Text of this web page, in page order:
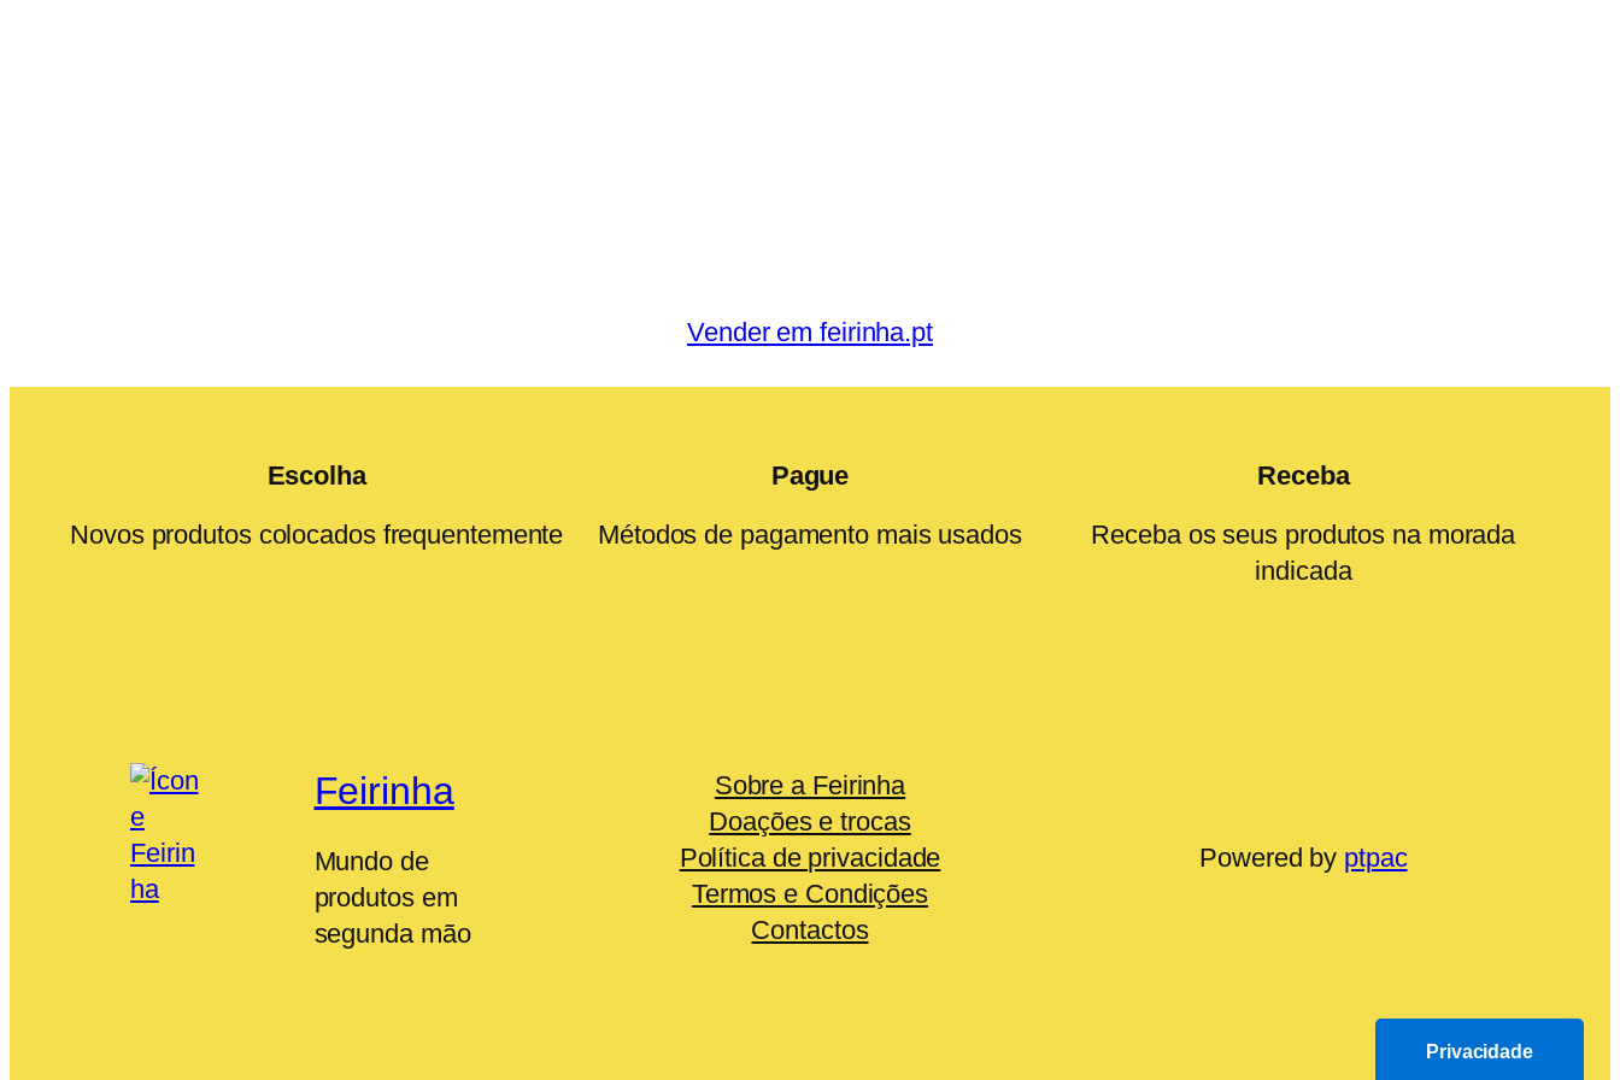
Vender em feirinha.pt
Escolha
Novos produtos colocados frequentemente
Pague
Métodos de pagamento mais usados
Receba
Receba os seus produtos na morada
indicada
Feirinha
Mundo de
produtos em
segunda mão
Sobre a Feirinha
Doações e trocas
Política de privacidade
Termos e Condições
Contactos
Powered by ptpac
Privacidade